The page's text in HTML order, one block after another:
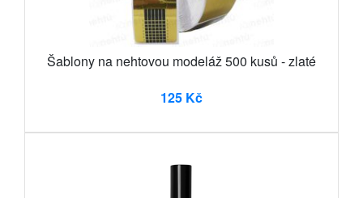
Šablony na nehtovou modeláž 500 kusů - zlaté
125 Kč